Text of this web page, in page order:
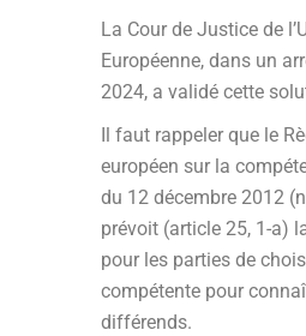
La Cour de Justice de
Européenne, dans un
2024, a validé cette
Il faut rappeler que le
européen sur la
du 12 décembre 2012
prévoit (article 25, 1-a)
pour les parties de
compétente pour
différends.